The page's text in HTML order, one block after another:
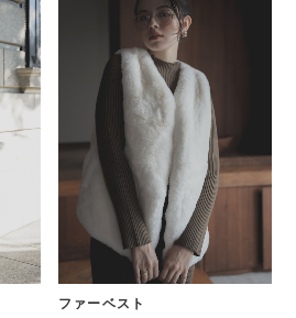
ファーベスト